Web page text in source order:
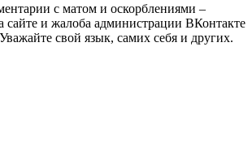
с матом и оскорблениями –
и жалоба администрации ВКонтакте
свой язык, самих себя и других.